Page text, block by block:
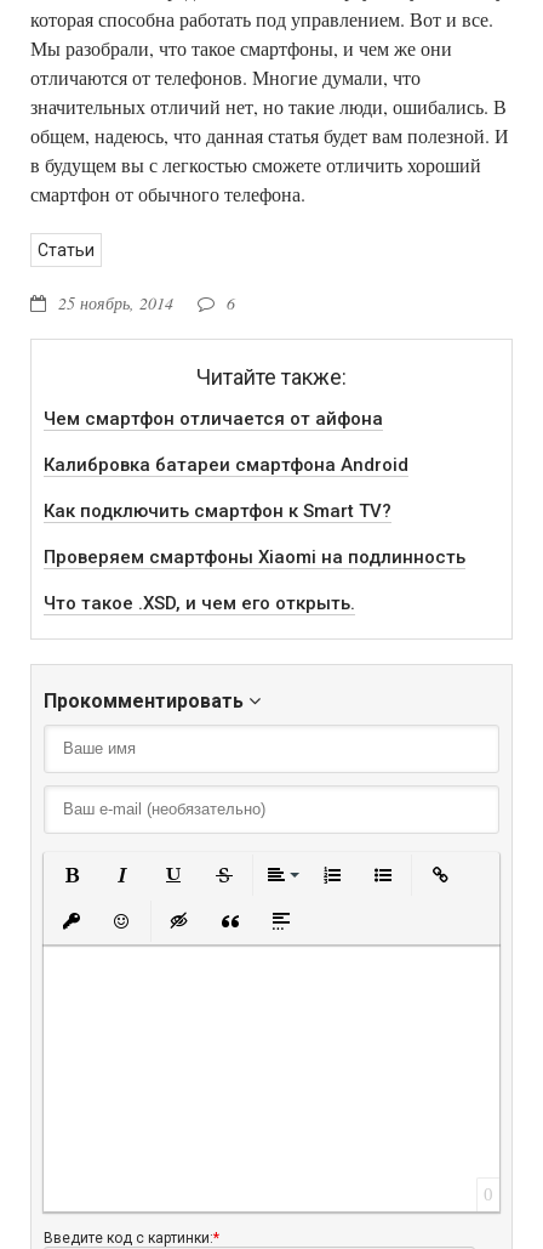
которая способна работать под управлением. Вот и все.
Мы разобрали, что такое смартфоны, и чем же они
отличаются от телефонов. Многие думали, что
значительных отличий нет, но такие люди, ошибались. В
общем, надеюсь, что данная статья будет вам полезной. И
в будущем вы с легкостью сможете отличить хороший
смартфон от обычного телефона.
Статьи
25 ноябрь, 2014 6
Читайте также:
Чем смартфон отличается от айфона
Калибровка батареи смартфона Android
Как подключить смартфон к Smart TV?
Проверяем смартфоны Xiaomi на подлинность
Что такое .XSD, и чем его открыть.
Прокомментировать
Вставить защищенную ссылку
Вставить смайлик
Вставка скрытого текста
Вставка цитаты
Вставка спойлера
0
Введите код с картинки:*